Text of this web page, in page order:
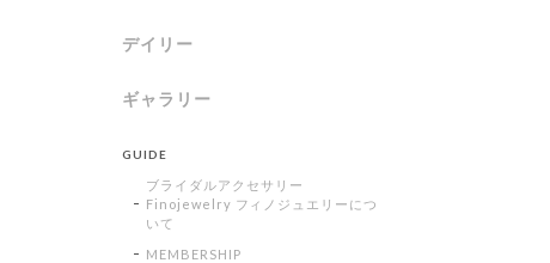
デイリー
ギャラリー
GUIDE
ブライダルアクセサリー
Finojewelry フィノジュエリーにつ
いて
MEMBERSHIP